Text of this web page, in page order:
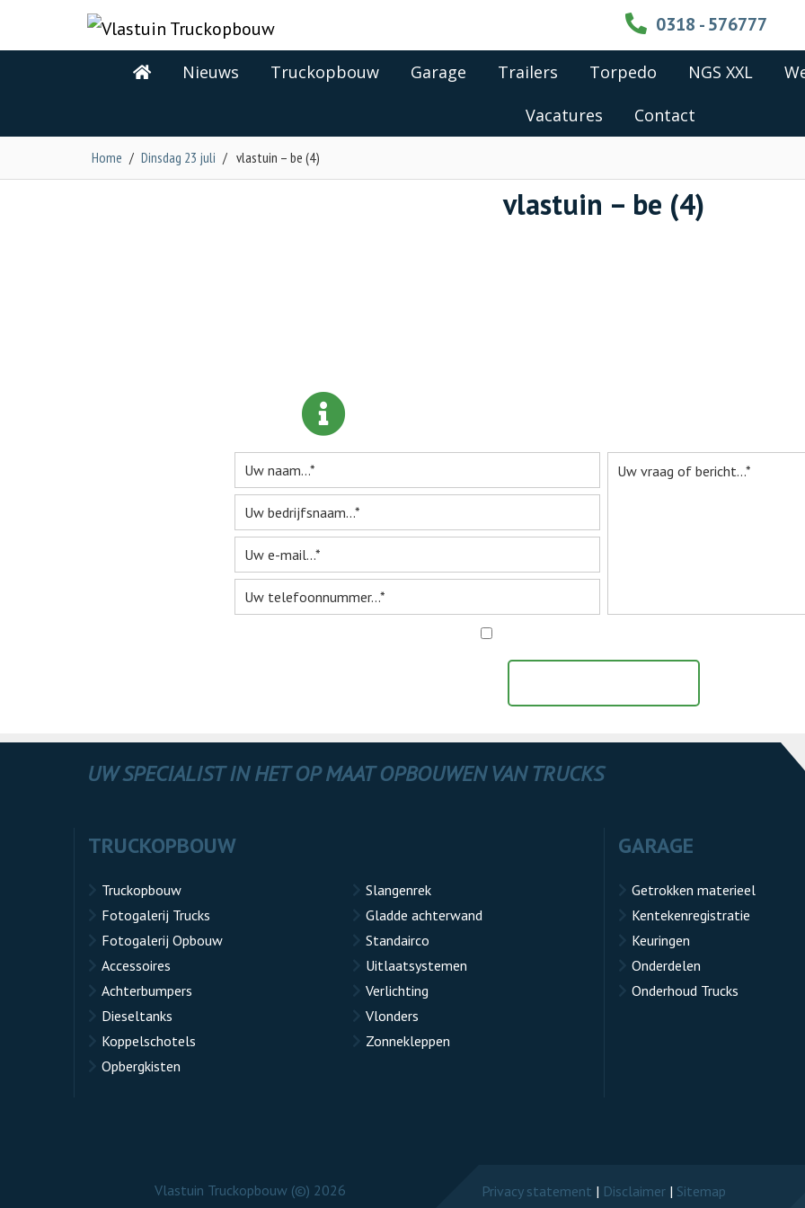
0318 - 576777
Nieuws Truckopbouw Garage Trailers Torpedo NGS XXL
Vacatures
Contact
Home / Dinsdag 23 juli / vlastuin – be (4)
vlastuin – be (4)
UW SPECIALIST IN HET OP MAAT OPBOUWEN VAN TRUCKS
TRUCKOPBOUW
Truckopbouw
Fotogalerij Trucks
Fotogalerij Opbouw
Accessoires
Achterbumpers
Dieseltanks
Koppelschotels
Opbergkisten
Slangenrek
Gladde achterwand
Standairco
Uitlaatsystemen
Verlichting
Vlonders
Zonnekleppen
GARAGE
Getrokken materieel
Kentekenregistratie
Keuringen
Onderdelen
Onderhoud Trucks
Vlastuin Truckopbouw (©) 2026 Privacy statement | Disclaimer| Sitemap